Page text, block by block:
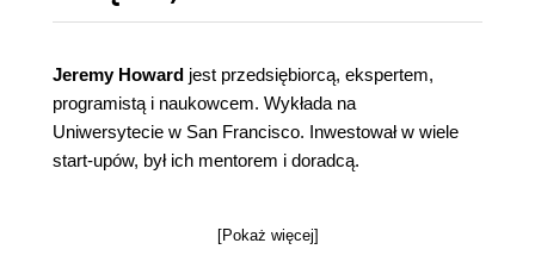
Jeremy Howard jest przedsiębiorcą, ekspertem,
programistą i naukowcem. Wykłada na
Uniwersytecie w San Francisco. Inwestował w wiele
start-upów, był ich mentorem i doradcą.
[Pokaż więcej]